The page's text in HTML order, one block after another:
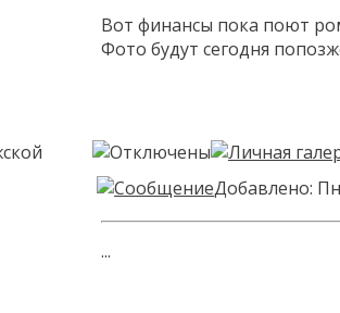
Вот финансы пока поют
Фото будут сегодня
Добавлено:
...